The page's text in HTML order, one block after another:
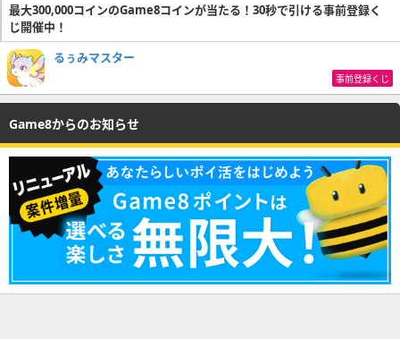
最大300,000コインのGame8コインが当たる！30秒で引ける事前登録く
じ開催中！
るぅみマスター
事前登録くじ
Game8からのお知らせ